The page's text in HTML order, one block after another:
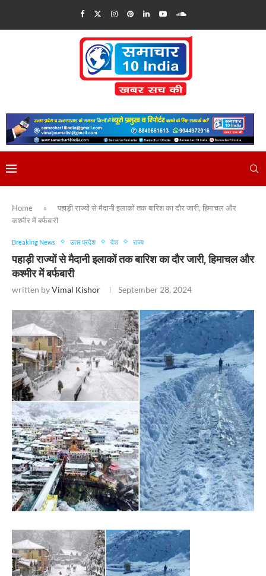
Home »
पहाड़ी राज्यों से मैदानी इलाकों तक बारिश का दौर जारी, हिमाचल और
कश्मीर में बर्फबारी
Breaking News उत्तर प्रदेश देश राज्य
पहाड़ी राज्यों से मैदानी इलाकों तक बारिश का दौर जारी, हिमाचल और
कश्मीर में बर्फबारी
written byVimal Kishor September 28, 2024